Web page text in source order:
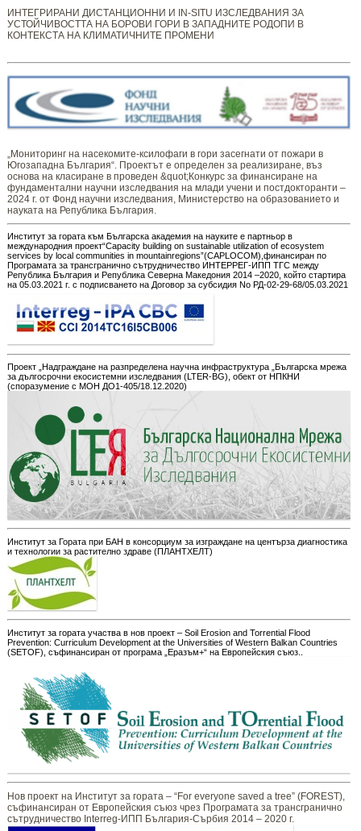
ИНТЕГРИРАНИ ДИСТАНЦИОННИ И IN-SITU ИЗСЛЕДВАНИЯ ЗА
УСТОЙЧИВОСТТА НА БОРОВИ ГОРИ В ЗАПАДНИТЕ РОДОПИ В
КОНТЕКСТА НА КЛИМАТИЧНИТЕ ПРОМЕНИ
„Мониторинг ​​​на ​​насекомите-ксилофаги в гори засегнати от пожари в
Югозападна България“. Проектът е определен за реализиране, въз
основа на класиране в проведен &quot;Конкурс за финансиране на
фундаментални научни изследвания на млади учени и постдокторанти –
2024 г. от Фонд научни изследвания, Министерство на образованието и
науката на Република България.
Институт за гората към Българска академия на науките е партньор в
международния проект“Capacity building on sustainable utilization of ecosystem
services by local communities in mountainregions”(CAPLOCOM),финансиран по
Програмата за трансгранично сътрудничество ИНТЕРРЕГ-ИПП ТГС между
Република България и Република Северна Македония 2014 –2020, който стартира
на 05.03.2021 г. с подписването на Договор за субсидия No РД-02-29-68/05.03.2021
Проект „Надграждане на разпределена научна инфраструктура „Българска мрежа
за дългосрочни екосистемни изследвания (LTER-BG), обект от НПКНИ
(споразумение с МОН ДО1-405/18.12.2020)
Институт за Гората при БАН в консорциум за изграждане на центърза диагностика
и технологии за растително здраве (ПЛАНТХЕЛТ)
Институт за гората участва в нов проект – Soil Erosion and Torrential Flood
Prevention: Curriculum Development at the Universities of Western Balkan Countries
(SETOF), съфинансиран от програма „Еразъм+“ на Европейския съюз..
Нов проект на Институт за гората – “For everyone saved a tree” (FOREST),
съфинансиран от Европейския съюз чрез Програмата за трансгранично
сътрудничество Interreg-ИПП България-Сърбия 2014 – 2020 г.